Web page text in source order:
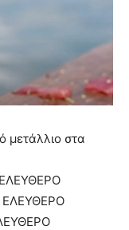
μετάλλιο στα
EΛΕΥΘΕΡΟ